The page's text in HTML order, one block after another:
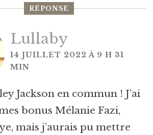
RÉPONSE
Lullaby
14 JUILLET 2022 À 9 H 31
MIN
Jackson en commun ! J’ai
bonus Mélanie Fazi,
mais j’aurais pu mettre